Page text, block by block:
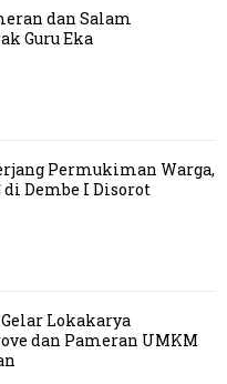
dan Salam
Guru Eka
Permukiman Warga,
di Dembe I Disorot
Lokakarya
dan Pameran UMKM